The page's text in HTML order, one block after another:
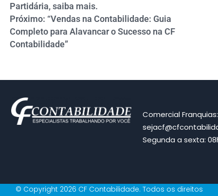
Partidária, saiba mais.
Próximo: “Vendas na Contabilidade: Guia
Completo para Alavancar o Sucesso na CF
Contabilidade”
Comercial
Segunda a sexta:
© Copyright 2026 CF Contabilidade. Todos os direitos